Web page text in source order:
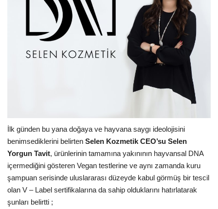
İlk günden bu yana doğaya ve hayvana saygı ideolojisini
benimsediklerini belirten Selen Kozmetik CEO’su Selen
Yorgun Tavit, ürünlerinin tamamına yakınının hayvansal DNA
içermediğini gösteren Vegan testlerine ve aynı zamanda kuru
şampuan serisinde uluslararası düzeyde kabul görmüş bir tescil
olan V – Label sertifikalarına da sahip olduklarını hatırlatarak
şunları belirtti ;